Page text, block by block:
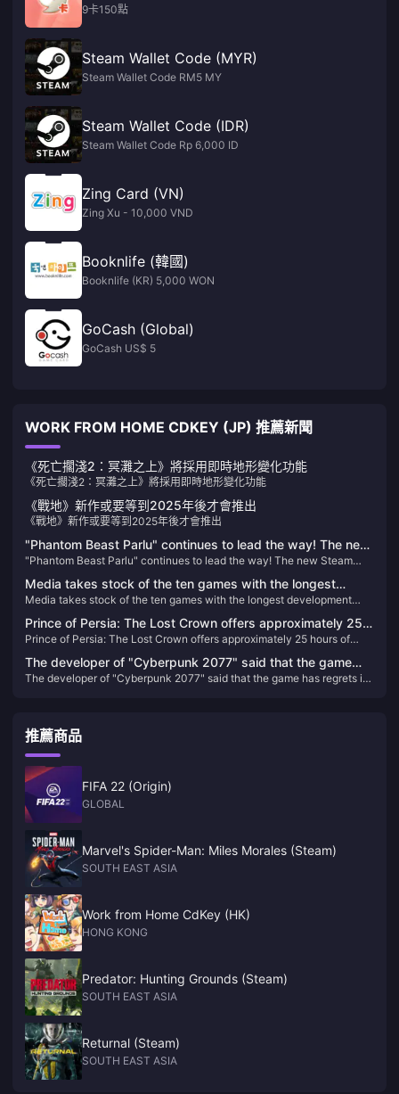
9卡150點
Steam Wallet Code (MYR)
Steam Wallet Code RM5 MY
Steam Wallet Code (IDR)
Steam Wallet Code Rp 6,000 ID
Zing Card (VN)
Zing Xu - 10,000 VND
Booknlife (韓國)
Booknlife (KR) 5,000 WON
GoCash (Global)
GoCash US$ 5
WORK FROM HOME CDKEY (JP) 推薦新聞
《死亡擱淺2：冥灘之上》將採用即時地形變化功能
《死亡擱淺2：冥灘之上》將採用即時地形變化功能
《戰地》新作或要等到2025年後才會推出
《戰地》新作或要等到2025年後才會推出
"Phantom Beast Parlu" continues to lead the way! The new
Steam sales list is released
"Phantom Beast Parlu" continues to lead the way! The new Steam
Media takes stock of the ten games with the longest
development cycles
Media takes stock of the ten games with the longest development
Prince of Persia: The Lost Crown offers approximately 25
hours of gameplay
Prince of Persia: The Lost Crown offers approximately 25 hours of
The developer of "Cyberpunk 2077" said that the game
has regrets in the "birth choice" and may be improved in
The developer of "Cyberpunk 2077" said that the game has regrets in
推薦商品
FIFA 22 (Origin)
GLOBAL
Marvel's Spider-Man: Miles Morales (Steam)
SOUTH EAST ASIA
Work from Home CdKey (HK)
HONG KONG
Predator: Hunting Grounds (Steam)
SOUTH EAST ASIA
Returnal (Steam)
SOUTH EAST ASIA